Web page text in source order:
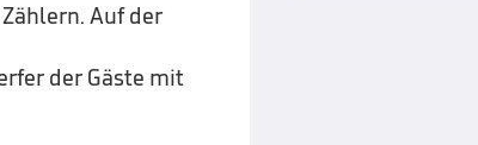
Auf der
der Gäste mit